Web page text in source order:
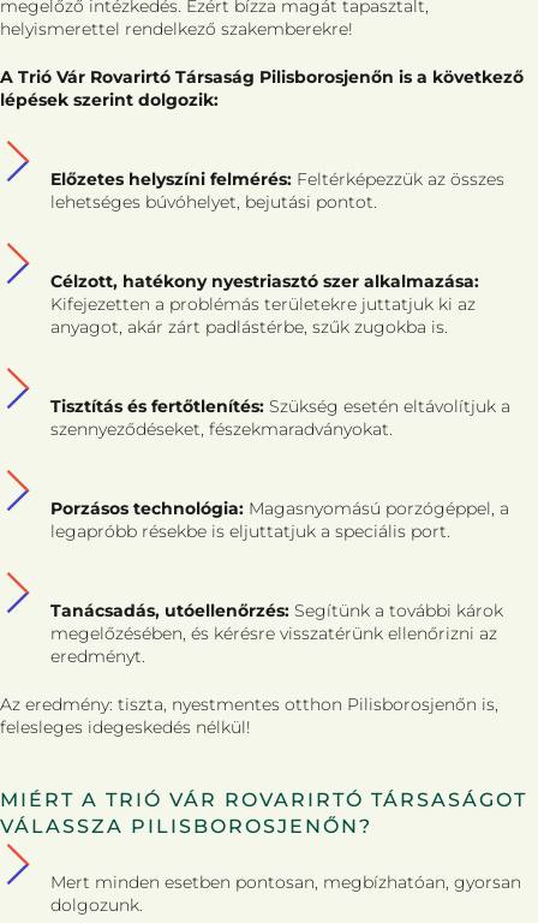
megelőző intézkedés. Ezért bízza magát tapasztalt,
helyismerettel rendelkező szakemberekre!
A Trió Vár Rovarirtó Társaság Pilisborosjenőn is a következő
lépések szerint dolgozik:
Előzetes helyszíni felmérés: Feltérképezzük az összes
lehetséges búvóhelyet, bejutási pontot.
Célzott, hatékony nyestriasztó szer alkalmazása:
Kifejezetten a problémás területekre juttatjuk ki az
anyagot, akár zárt padlástérbe, szűk zugokba is.
Tisztítás és fertőtlenítés: Szükség esetén eltávolítjuk a
szennyeződéseket, fészekmaradványokat.
Porzásos technológia: Magasnyomású porzógéppel, a
legapróbb résekbe is eljuttatjuk a speciális port.
Tanácsadás, utóellenőrzés: Segítünk a további károk
megelőzésében, és kérésre visszatérünk ellenőrizni az
eredményt.
Az eredmény: tiszta, nyestmentes otthon Pilisborosjenőn is,
felesleges idegeskedés nélkül!
MIÉRT A TRIÓ VÁR ROVARIRTÓ TÁRSASÁGOT
VÁLASSZA PILISBOROSJENŐN?
Mert minden esetben pontosan, megbízhatóan, gyorsan
dolgozunk.